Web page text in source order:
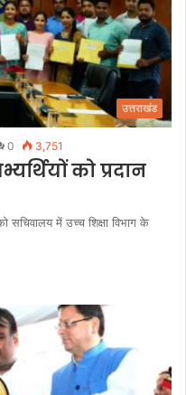
उत्तराखंड
0 3,751
को प्रदान
सचिवालय में उच्च शिक्षा विभाग के